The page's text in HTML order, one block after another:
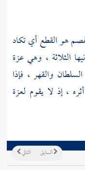
هو القطع أي تكاد
الثلاثة ، وهي عزة
والقهر ، فإذا
، إذ لا يقوم لعزة
التالي السابق